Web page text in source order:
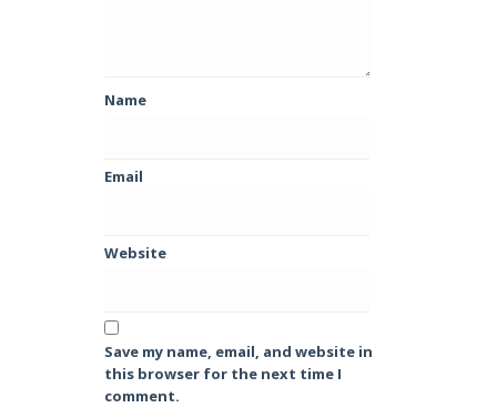
Name
Email
Website
Save my name, email, and website in
this browser for the next time I
comment.